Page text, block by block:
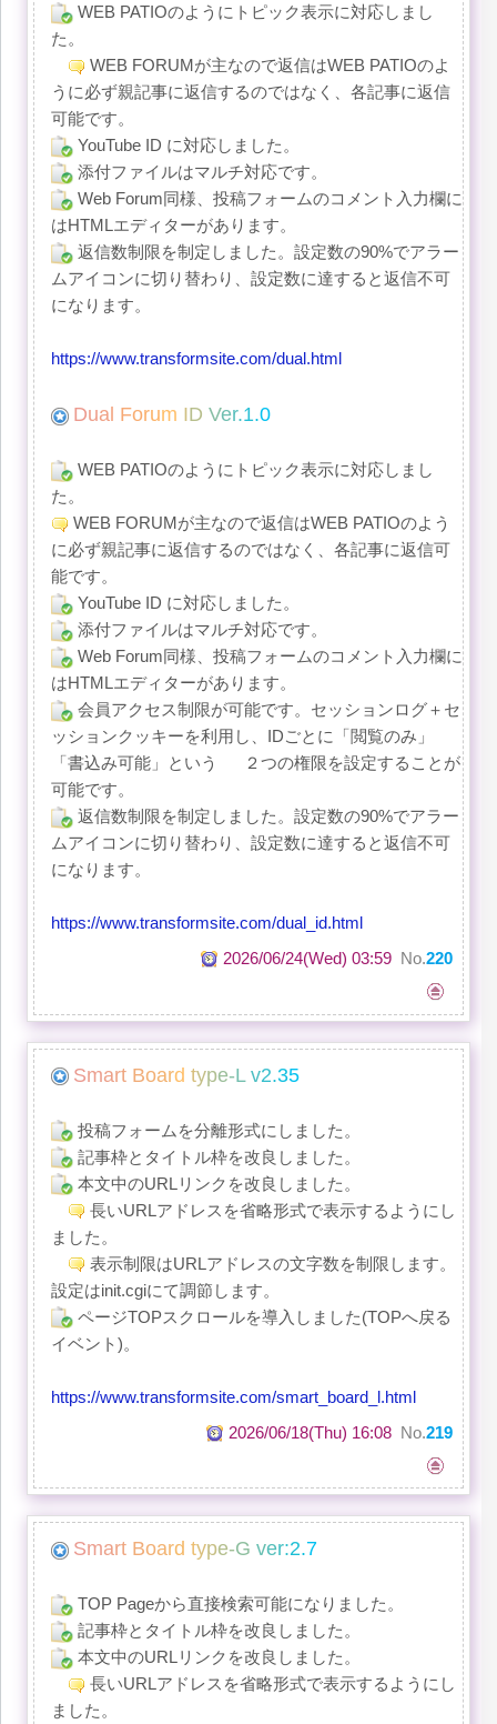
WEB PATIOのようにトピック表示に対応しまし
た。
WEB FORUMが主なので返信はWEB PATIOのよ
うに必ず親記事に返信するのではなく、各記事に返信
可能です。
YouTube ID に対応しました。
添付ファイルはマルチ対応です。
Web Forum同様、投稿フォームのコメント入力欄に
はHTMLエディターがあります。
返信数制限を制定しました。設定数の90%でアラー
ムアイコンに切り替わり、設定数に達すると返信不可
になります。
https://www.transformsite.com/dual.html
Dual Forum ID Ver.1.0
WEB PATIOのようにトピック表示に対応しまし
た。
WEB FORUMが主なので返信はWEB PATIOのよう
に必ず親記事に返信するのではなく、各記事に返信可
能です。
YouTube ID に対応しました。
添付ファイルはマルチ対応です。
Web Forum同様、投稿フォームのコメント入力欄に
はHTMLエディターがあります。
会員アクセス制限が可能です。セッションログ＋セ
ッションクッキーを利用し、IDごとに「閲覧のみ」
「書込み可能」という ２つの権限を設定することが
可能です。
返信数制限を制定しました。設定数の90%でアラー
ムアイコンに切り替わり、設定数に達すると返信不可
になります。
https://www.transformsite.com/dual_id.html
2026/06/24(Wed) 03:59No.220
Smart Board type-L v2.35
投稿フォームを分離形式にしました。
記事枠とタイトル枠を改良しました。
本文中のURLリンクを改良しました。
長いURLアドレスを省略形式で表示するようにし
ました。
表示制限はURLアドレスの文字数を制限します。
設定はinit.cgiにて調節します。
ページTOPスクロールを導入しました(TOPへ戻る
イベント)。
https://www.transformsite.com/smart_board_l.html
2026/06/18(Thu) 16:08No.219
Smart Board type-G ver:2.7
TOP Pageから直接検索可能になりました。
記事枠とタイトル枠を改良しました。
本文中のURLリンクを改良しました。
長いURLアドレスを省略形式で表示するようにし
ました。